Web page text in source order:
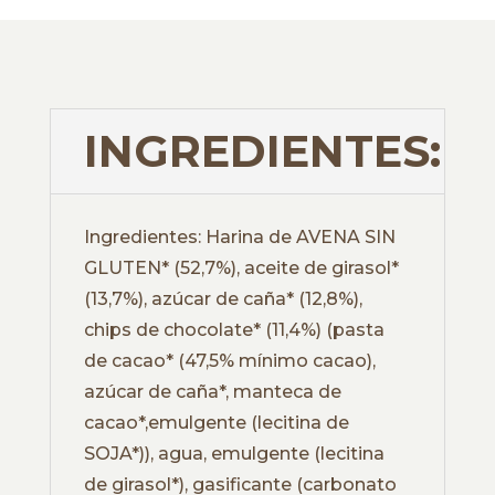
INGREDIENTES:
Ingredientes: Harina de AVENA SIN
GLUTEN* (52,7%), aceite de girasol*
(13,7%), azúcar de caña* (12,8%),
chips de chocolate* (11,4%) (pasta
de cacao* (47,5% mínimo cacao),
azúcar de caña*, manteca de
cacao*,emulgente (lecitina de
SOJA*)), agua, emulgente (lecitina
de girasol*), gasificante (carbonato